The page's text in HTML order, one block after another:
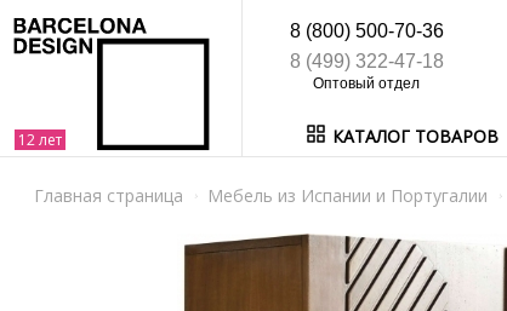
8 (800) 500-70-36
8 (499) 322-47-18
КАТАЛОГ ТОВАРОВ
Главная страница Мебель из Испании и Португалии